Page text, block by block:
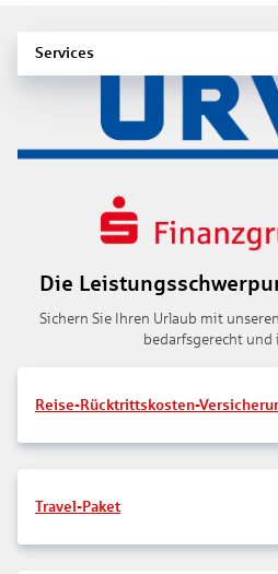
Services
Die
Sichern Sie Ihren Urlaub mit
bedarfsgerecht und
Reise-Rücktrittskosten-
Travel-Paket